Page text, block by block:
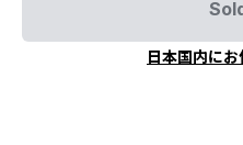
日本国内に